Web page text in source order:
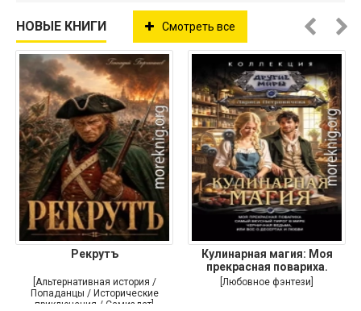
НОВЫЕ КНИГИ Смотреть все
Рекрутъ
[Альтернативная история /
Попаданцы / Исторические
приключения / Самиздат]
Кулинарная магия: Моя
прекрасная повариха.
Самый
[Любовное фэнтези]